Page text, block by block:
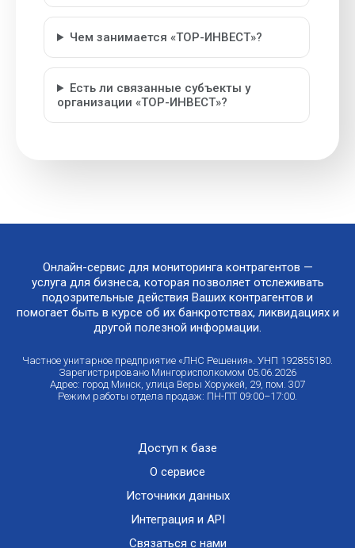
Чем занимается «ТОР-ИНВЕСТ»?
Есть ли связанные субъекты у
организации «ТОР-ИНВЕСТ»?
Онлайн-сервис для мониторинга контрагентов —
услуга для бизнеса, которая позволяет отслеживать
подозрительные действия Ваших контрагентов и
помогает быть в курсе об их банкротствах, ликвидациях и
другой полезной информации.
Частное унитарное предприятие «ЛНС Решения». УНП 192855180.
Зарегистрировано Мингорисполкомом 05.06.2026
Адрес: город Минск, улица Веры Хоружей, 29, пом. 307
Режим работы отдела продаж: ПН-ПТ 09:00–17:00.
Доступ к базе
О сервисе
Источники данных
Интеграция и API
Связаться с нами